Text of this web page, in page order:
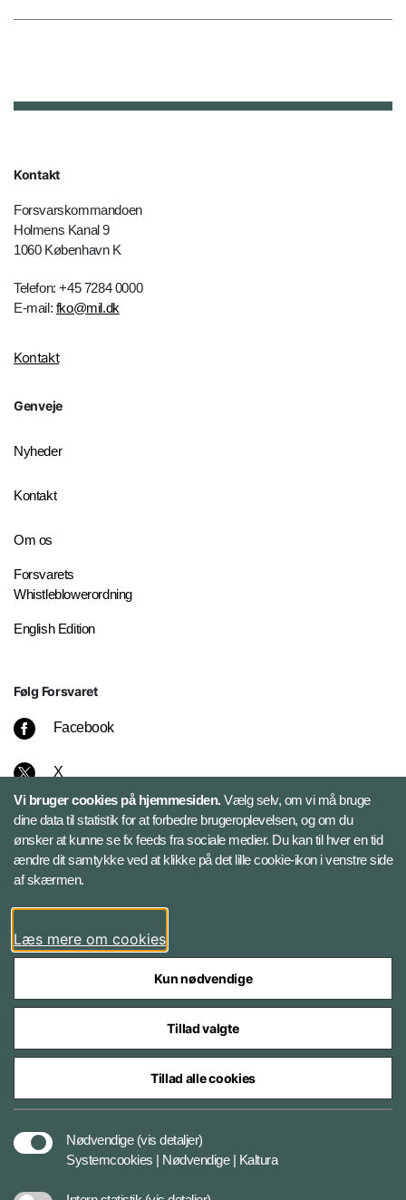
Kontakt
Forsvarskommandoen
Holmens Kanal 9
1060 København K
Telefon: +45 7284 0000
E-mail: fko@mil.dk
Kontakt
Genveje
Nyheder
Kontakt
Om os
Forsvarets
Whistleblowerordning
English Edition
Følg Forsvaret
Facebook
X
Instagram
Bluesky
LinkedIn
Styrelser og myndigheder under Forsvarsministeriet
Vi bruger cookies på hjemmesiden.Vælg selv, om vi må bruge
dine data til statistik for at forbedre brugeroplevelsen, og om du
ønsker at kunne se fx feeds fra sociale medier. Du kan til hver en tid
ændre dit samtykke ved at klikke på det lille cookie-ikon i venstre side
af skærmen.
Læs mere om cookies
Kun nødvendige
Tillad valgte
Tillad alle cookies
Nødvendige (vis detaljer)
Systemcookies | Nødvendige | Kaltura